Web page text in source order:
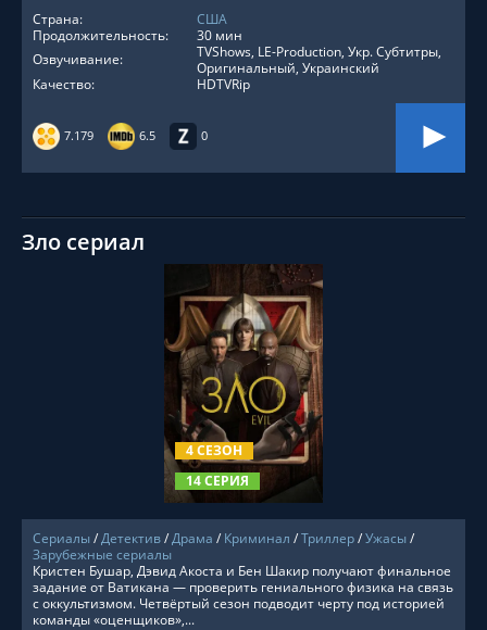
7.179 6.5 0
Страна:
США
Продолжительность:
30 мин
Озвучивание:
TVShows, LE-Production, Укр. Субтитры,
Оригинальный, Украинский
Качество:
HDTVRip
Зло сериал
4 СЕЗОН
14 СЕРИЯ
СМОТРЕТЬ ОНЛАЙН
Сериалы/Детектив/Драма / Криминал /Триллер/Ужасы/
Зарубежные сериалы
Кристен Бушар, Дэвид Акоста и Бен Шакир получают финальное
задание от Ватикана — проверить гениального физика на связь
с оккультизмом. Четвёртый сезон подводит черту под историей
команды «оценщиков»,...